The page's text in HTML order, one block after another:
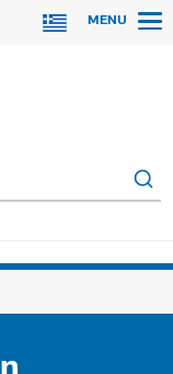
MENU